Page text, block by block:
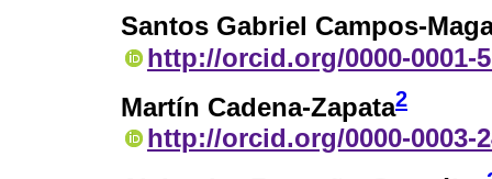
Santos Gabriel Campos-
http://orcid.org/0000-0001-
Martín Cadena-Zapata2
http://orcid.org/0000-0003-